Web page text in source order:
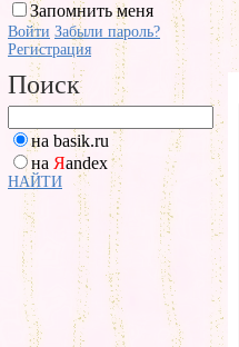
Запомнить меня
Войти Забыли пароль?
Регистрация
Поиск
на basik.ru
на Яandex
НАЙТИ